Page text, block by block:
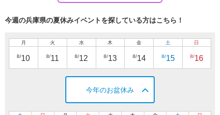
今週の兵庫県の夏休みイベントを探している方はこちら！
月
8/10
火
8/11
水
8/12
木
8/13
金
8/14
土
8/15
日
8/16
今年のお盆休み